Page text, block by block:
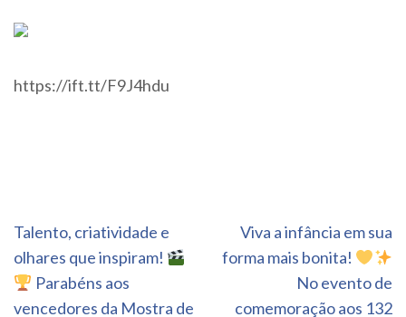
https://ift.tt/F9J4hdu
Navegação
de
Post
Talento, criatividade e
olhares que inspiram!
Parabéns aos
vencedores da Mostra de
Viva a infância em sua
forma mais bonita!
No evento de
comemoração aos 132